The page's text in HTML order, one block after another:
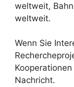
weltweit,
weltweit.
Wenn Sie
Nachricht.